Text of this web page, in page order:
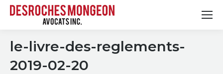
le-livre-des-reglements-
2019-02-20